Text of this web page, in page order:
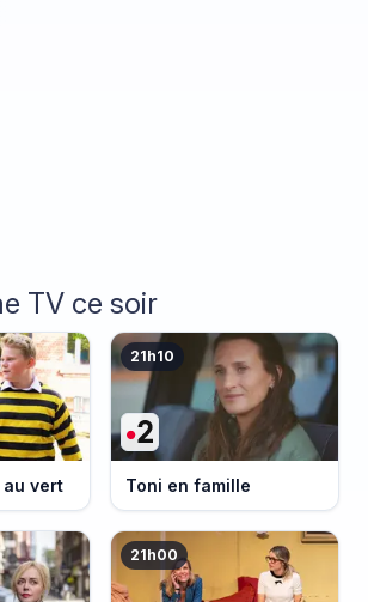
TV ce soir
au vert
21h10
Toni en famille
21h00